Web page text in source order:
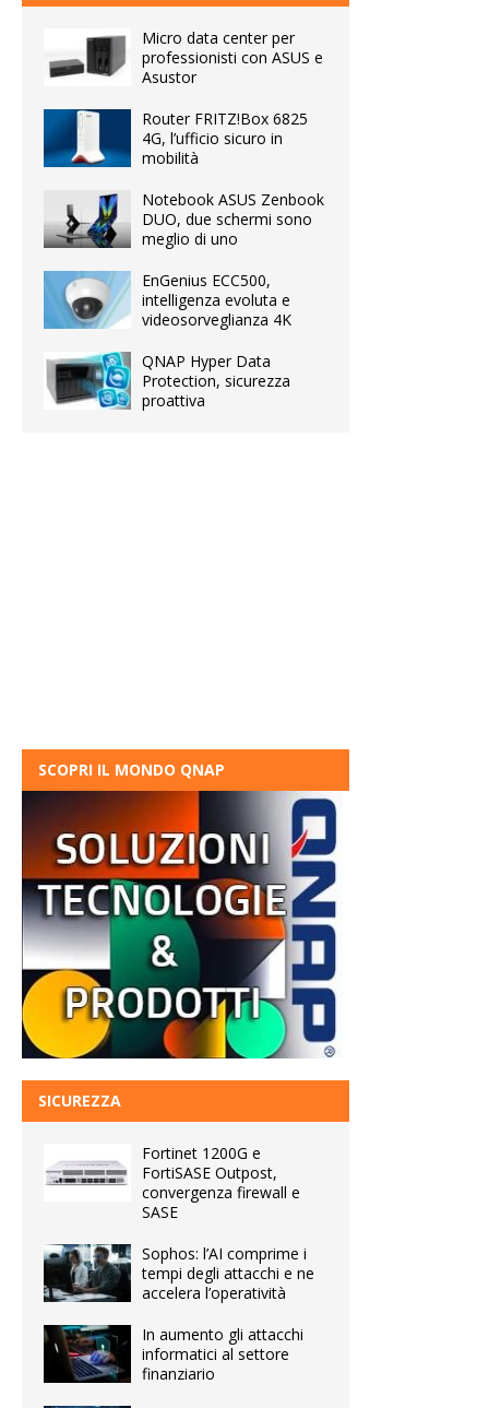
Micro data center per
professionisti con ASUS e
Asustor
Router FRITZ!Box 6825
4G, l’ufficio sicuro in
mobilità
Notebook ASUS Zenbook
DUO, due schermi sono
meglio di uno
EnGenius ECC500,
intelligenza evoluta e
videosorveglianza 4K
QNAP Hyper Data
Protection, sicurezza
proattiva
SCOPRI IL MONDO QNAP
SICUREZZA
Fortinet 1200G e
FortiSASE Outpost,
convergenza firewall e
SASE
Sophos: l’AI comprime i
tempi degli attacchi e ne
accelera l’operatività
In aumento gli attacchi
informatici al settore
finanziario